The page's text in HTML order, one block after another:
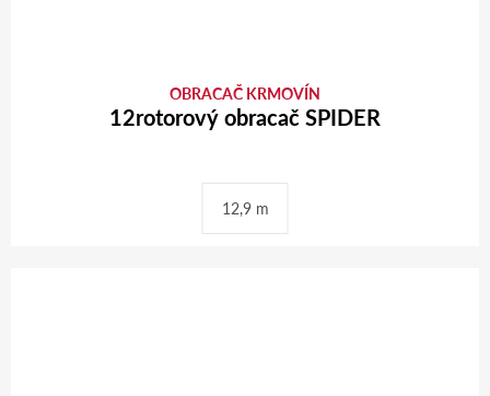
OBRACAČ KRMOVÍN
12rotorový obracač SPIDER
12,9 m